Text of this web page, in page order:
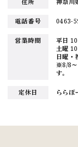
住所 神奈川
電話番号 0463-
営業時間
平日
土曜
日曜・
※8/8～
す。
定休日 ららぽ